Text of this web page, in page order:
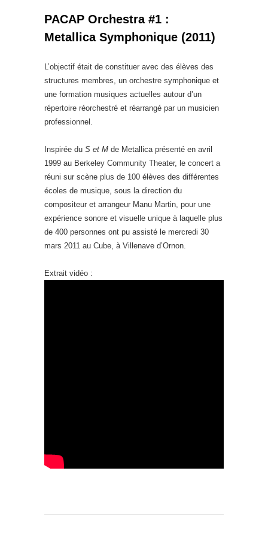
PACAP Orchestra #1 :
Metallica Symphonique (2011)
L’objectif était de constituer avec des élèves des
structures membres, un orchestre symphonique et
une formation musiques actuelles autour d’un
répertoire réorchestré et réarrangé par un musicien
professionnel.
Inspirée du S et M de Metallica présenté en avril
1999 au Berkeley Community Theater, le concert a
réuni sur scène plus de 100 élèves des différentes
écoles de musique, sous la direction du
compositeur et arrangeur Manu Martin, pour une
expérience sonore et visuelle unique à laquelle plus
de 400 personnes ont pu assisté le mercredi 30
mars 2011 au Cube, à Villenave d’Ornon.
Extrait vidéo :